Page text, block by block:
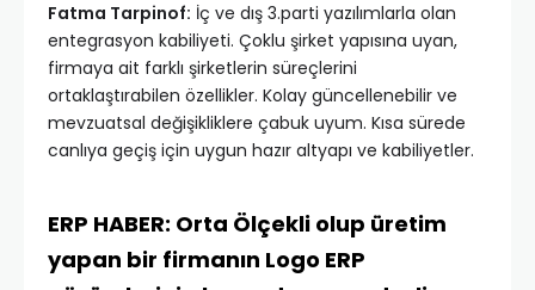
Fatma Tarpinof: İç ve dış 3.parti yazılımlarla olan
entegrasyon kabiliyeti. Çoklu şirket yapısına uyan,
firmaya ait farklı şirketlerin süreçlerini
ortaklaştırabilen özellikler. Kolay güncellenebilir ve
mevzuatsal değişikliklere çabuk uyum. Kısa sürede
canlıya geçiş için uygun hazır altyapı ve kabiliyetler.
ERP HABER: Orta Ölçekli olup üretim
yapan bir firmanın Logo ERP